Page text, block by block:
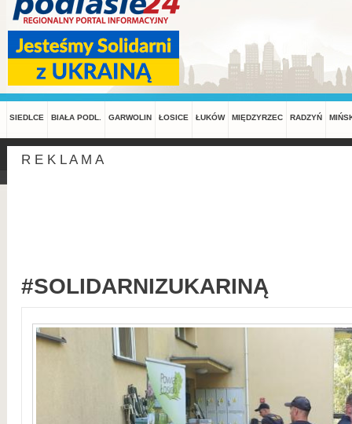
SIEDLCE BIAŁA PODL. GARWOLIN ŁOSICE ŁUKÓW MIĘDZYRZEC RADZYŃ
R E K L A M A
#SOLIDARNIZUKARINĄ